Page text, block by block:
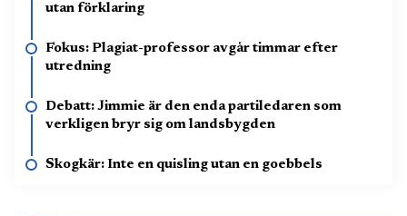
utan förklaring
Fokus: Plagiat-professor avgår timmar efter
utredning
Debatt: Jimmie är den enda partiledaren som
verkligen bryr sig om landsbygden
Skogkär: Inte en quisling utan en goebbels